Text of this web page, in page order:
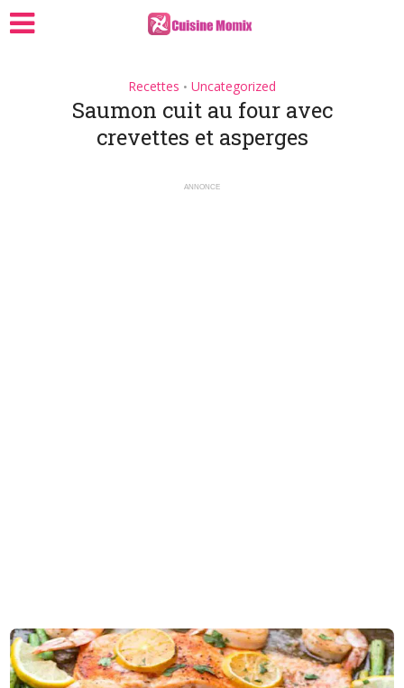
Recettes • Uncategorized
Saumon cuit au four avec
crevettes et asperges
ANNONCE